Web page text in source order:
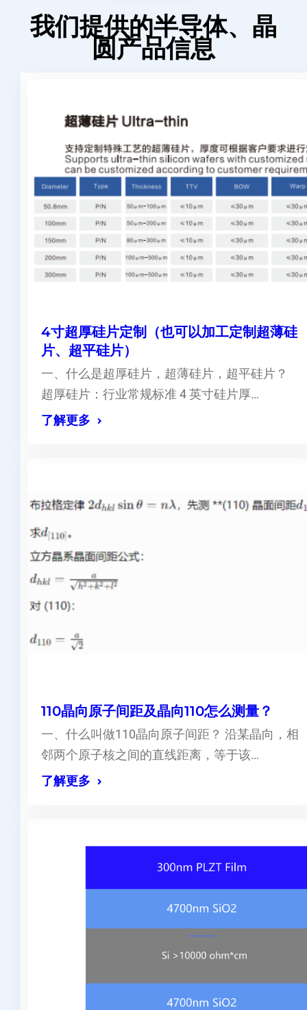
我们提供的半导体、晶
圆产品信息
4寸超厚硅片定制（也可以加工定制超薄硅
片、超平硅片）
一、什么是超厚硅片，超薄硅片，超平硅片？
超厚硅片：行业常规标准 4 英寸硅片厚…
了解更多
110晶向原子间距及晶向110怎么测量？
一、什么叫做110晶向原子间距？ 沿某晶向，相
邻两个原子核之间的直线距离，等于该…
了解更多